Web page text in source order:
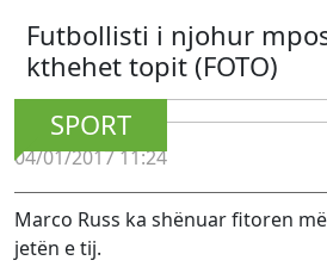
Futbollisti i njohur
kthehet topit (FOTO)
SPORT
04/01/2017 11:24
Marco Russ ka shënuar fitoren
jetën e tij.